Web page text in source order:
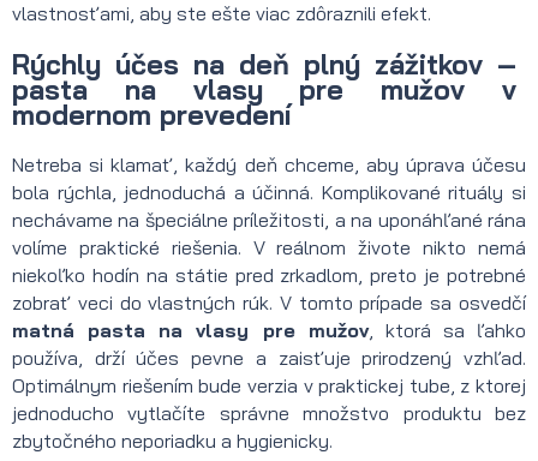
vlastnosťami, aby ste ešte viac zdôraznili efekt.
Rýchly účes na deň plný zážitkov –
pasta na vlasy pre mužov v
modernom prevedení
Netreba si klamať, každý deň chceme, aby úprava účesu
bola rýchla, jednoduchá a účinná. Komplikované rituály si
nechávame na špeciálne príležitosti, a na uponáhľané rána
volíme praktické riešenia. V reálnom živote nikto nemá
niekoľko hodín na státie pred zrkadlom, preto je potrebné
zobrať veci do vlastných rúk. V tomto prípade sa osvedčí
matná pasta na vlasy pre mužov, ktorá sa ľahko
používa, drží účes pevne a zaisťuje prirodzený vzhľad.
Optimálnym riešením bude verzia v praktickej tube, z ktorej
jednoducho vytlačíte správne množstvo produktu bez
zbytočného neporiadku a hygienicky.